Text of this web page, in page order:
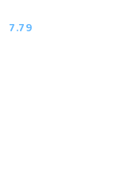
Cena:
7.79